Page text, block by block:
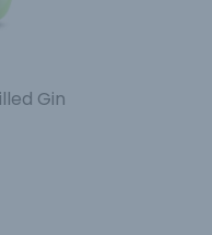
Gin